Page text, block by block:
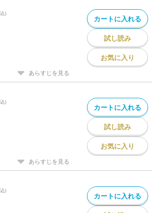
)
カートに入れる
試し読み
お気に入り
あらすじを見る
)
カートに入れる
試し読み
お気に入り
あらすじを見る
)
カートに入れる